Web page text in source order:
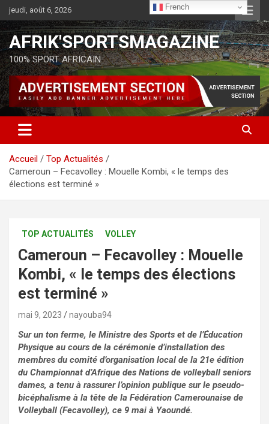
jeudi, août 6, 2026
AFRIK'SPORTSMAGAZINE
100% SPORT AFRICAIN
Accueil
Top Actualités
Cameroun – Fecavolley : Mouelle Kombi, « le temps des
élections est terminé »
TOP ACTUALITÉS VOLLEY
Cameroun – Fecavolley : Mouelle
Kombi, « le temps des élections
est terminé »
mai 9, 2023 nayouba94
Sur un ton ferme, le Ministre des Sports et de l’Éducation
Physique au cours de la cérémonie d’installation des
membres du comité d’organisation local de la 21e édition
du Championnat d’Afrique des Nations de volleyball seniors
dames, a tenu à rassurer l’opinion publique sur le pseudo-
bicéphalisme à la tête de la Fédération Camerounaise de
Volleyball (Fecavolley), ce 9 mai à Yaoundé.
French